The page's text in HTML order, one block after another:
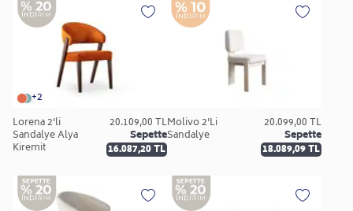
+2
Lorena 2'li
Sandalye Alya
Kiremit
20.109,00 TL
Sepette
16.087,20 TL
Molivo 2'Li
Sandalye
20.099,00 TL
Sepette
18.089,09 TL